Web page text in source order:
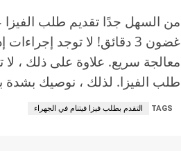
من السهل جدًا تقديم طلب الفيزا
غضون 3 دقائق! لا توجد
معالجة سريع. علاوة على ذلك ، لا
طلب الفيزا. لذلك ، نوصيك بشدة
TAGS التقدم بطلب فيزا فيتنام في الجهراء